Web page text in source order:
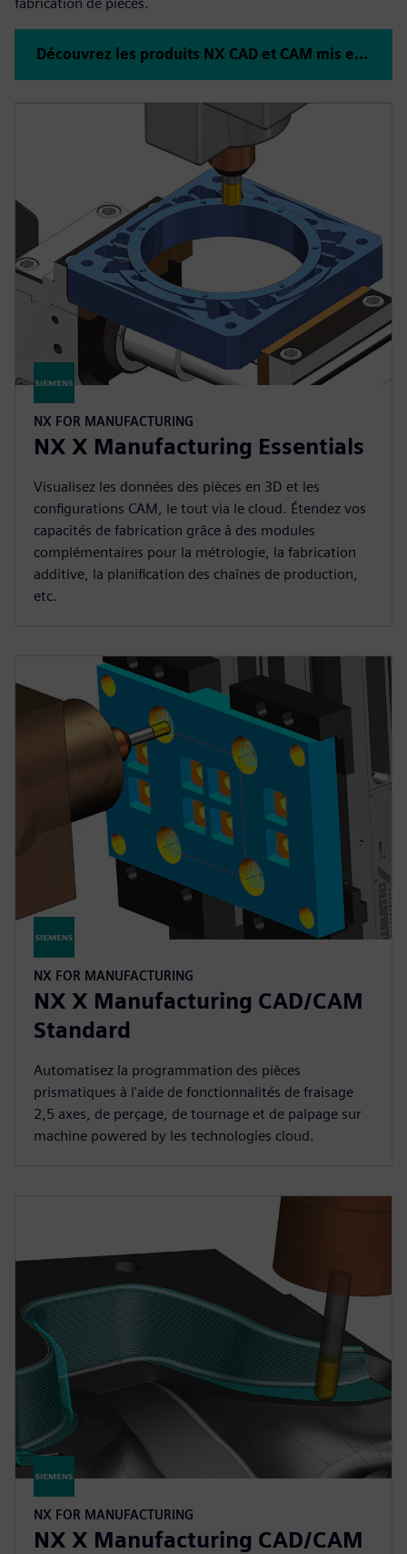
Découvrez les produits NX CAD et CAM mis en évidence ci-dessous ou cliquez pour voir tous les produits NX
NX FOR MANUFACTURING
NX X Manufacturing Essentials
Visualisez les données des pièces en 3D et les
configurations CAM, le tout via le cloud. Étendez vos
capacités de fabrication grâce à des modules
complémentaires pour la métrologie, la fabrication
additive, la planification des chaînes de production,
etc.
NX FOR MANUFACTURING
NX X Manufacturing CAD/CAM
Standard
Automatisez la programmation des pièces
prismatiques à l'aide de fonctionnalités de fraisage
2,5 axes, de perçage, de tournage et de palpage sur
machine powered by les technologies cloud.
NX FOR MANUFACTURING
NX X Manufacturing CAD/CAM